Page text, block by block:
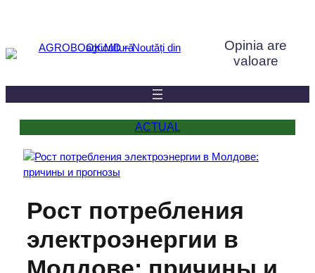
conținut
Opinia are
valoare
ACTUAL
Рост потребления
электроэнергии в